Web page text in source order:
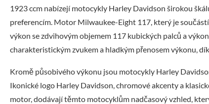
1923 ccm nabízejí motocykly Harley Davidson širokou
preferencím. Motor Milwaukee-Eight 117, který je
výkon se zdvihovým objemem 117 kubických palců a
charakteristickým zvukem a hladkým přenosem výkonu,
Kromě působivého výkonu jsou motocykly Harley
Ikonické logo Harley Davidson, chromové akcenty a
motor, dodávají těmto motocyklům nadčasový vzhled,